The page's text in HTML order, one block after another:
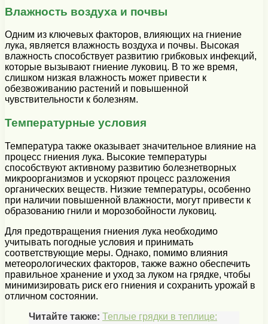
Влажность воздуха и почвы
Одним из ключевых факторов, влияющих на гниение
лука, является влажность воздуха и почвы. Высокая
влажность способствует развитию грибковых инфекций,
которые вызывают гниение луковиц. В то же время,
слишком низкая влажность может привести к
обезвоживанию растений и повышенной
чувствительности к болезням.
Температурные условия
Температура также оказывает значительное влияние на
процесс гниения лука. Высокие температуры
способствуют активному развитию болезнетворных
микроорганизмов и ускоряют процесс разложения
органических веществ. Низкие температуры, особенно
при наличии повышенной влажности, могут привести к
образованию гнили и морозобойности луковиц.
Для предотвращения гниения лука необходимо
учитывать погодные условия и принимать
соответствующие меры. Однако, помимо влияния
метеорологических факторов, также важно обеспечить
правильное хранение и уход за луком на грядке, чтобы
минимизировать риск его гниения и сохранить урожай в
отличном состоянии.
Читайте также: Теплые грядки в теплице: